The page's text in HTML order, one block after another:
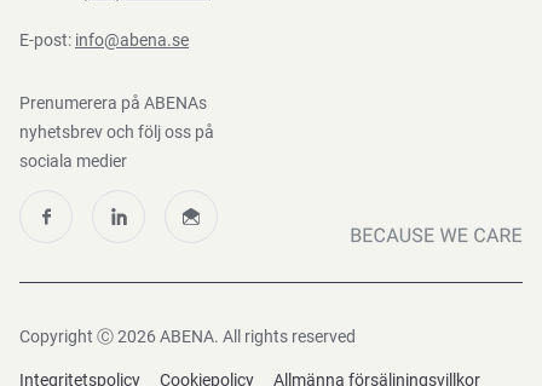
E-post: info@abena.se
Prenumerera på ABENAs
nyhetsbrev och följ oss på
sociala medier
Copyright Ⓒ 2026 ABENA. All rights reserved
Integritetspolicy Cookiepolicy Allmänna försäljningsvillkor